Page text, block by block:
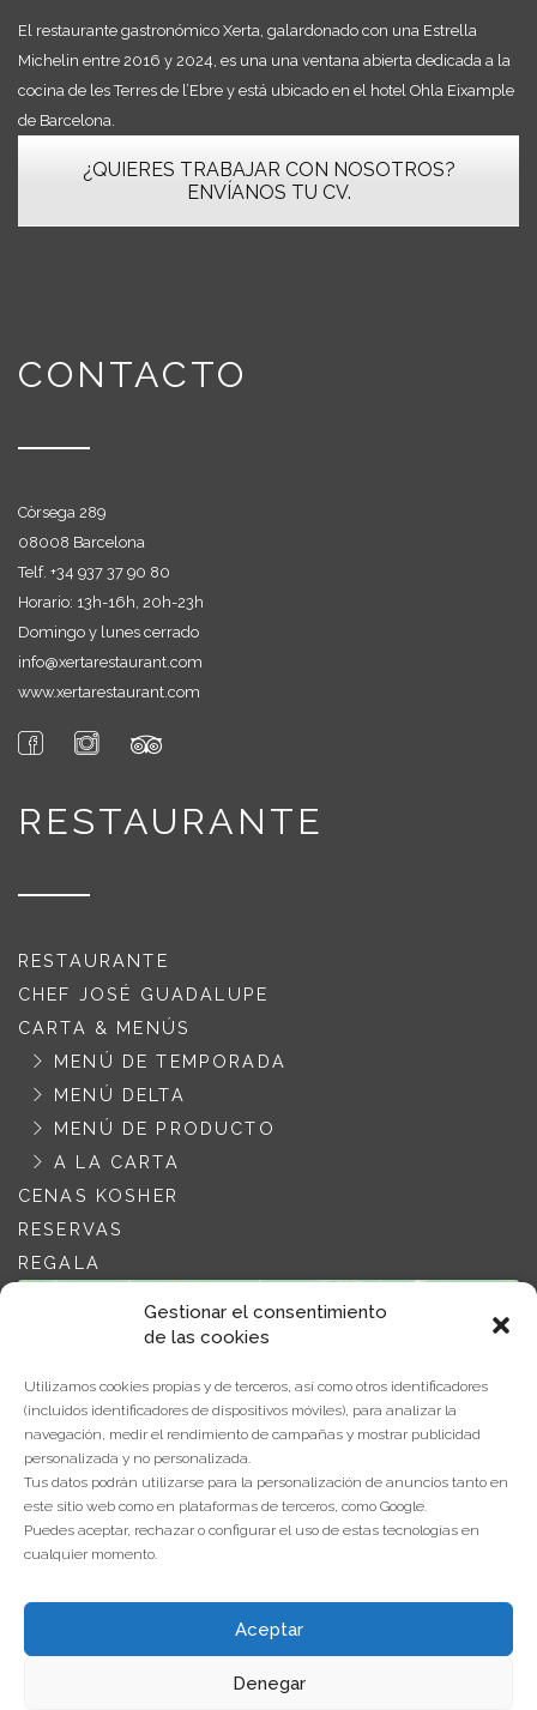
Gestionar el consentimiento
de las cookies
Utilizamos cookies propias y de terceros, así como otros identificadores
(incluidos identificadores de dispositivos móviles), para analizar la
navegación, medir el rendimiento de campañas y mostrar publicidad
personalizada y no personalizada.
Tus datos podrán utilizarse para la personalización de anuncios tanto en
este sitio web como en plataformas de terceros, como Google.
Puedes aceptar, rechazar o configurar el uso de estas tecnologías en
cualquier momento.
Aceptar
Denegar
El restaurante gastronómico Xerta, galardonado con una Estrella
Michelin entre 2016 y 2024, es una una ventana abierta dedicada a la
cocina de les Terres de l’Ebre y está ubicado en el hotel Ohla Eixample
de Barcelona.
¿QUIERES TRABAJAR CON NOSOTROS?
ENVÍANOS TU CV.
CONTACTO
Còrsega 289
08008 Barcelona
Telf. +34 937 37 90 80
Horario: 13h-16h, 20h-23h
Domingo y lunes cerrado
info@xertarestaurant.com
www.xertarestaurant.com
RESTAURANTE
RESTAURANTE
CHEF JOSÉ GUADALUPE
CARTA & MENÚS
MENÚ DE TEMPORADA
MENÚ DELTA
MENÚ DE PRODUCTO
A LA CARTA
CENAS KOSHER
RESERVAS
REGALA
Haz clic para aceptar cookies de